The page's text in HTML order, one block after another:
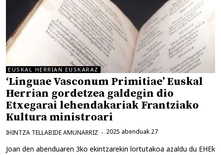
EUSKAL HERRIAN EUSKARAZ
‘Linguae Vasconum Primitiae’ Euskal
Herrian gordetzea galdegin dio
Etxegarai lehendakariak Frantziako
Kultura ministroari
2025 abenduak 27
IHINTZA TELLABIDE AMUNARRIZ
Joan den abenduaren 3ko ekintzarekin lortutakoa azaldu du EHEk